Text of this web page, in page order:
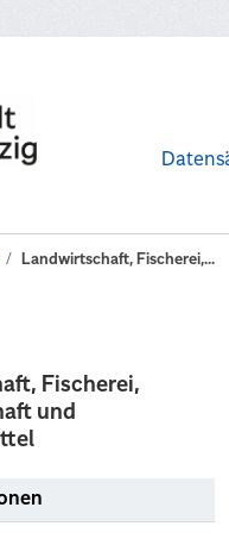
Landwirtschaft, Fischerei,...
Fischerei,
und